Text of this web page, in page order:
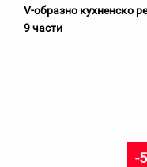
V-образно кухненско
9 части
-